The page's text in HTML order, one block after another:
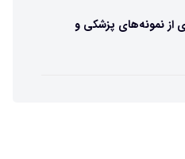
از نمونه‌های پزشکی و